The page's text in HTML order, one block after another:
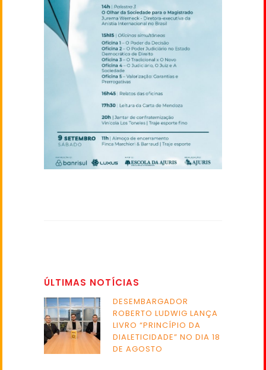
ÚLTIMAS NOTÍCIAS
DESEMBARGADOR
ROBERTO LUDWIG LANÇA
LIVRO “PRINCÍPIO DA
DIALETICIDADE” NO DIA 18
DE AGOSTO